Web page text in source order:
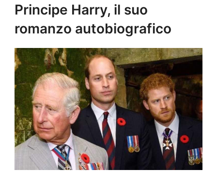
Principe Harry, il suo
romanzo autobiografico